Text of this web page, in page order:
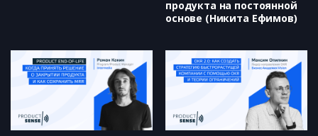
продукта на постоянной
основе (Никита Ефимов)